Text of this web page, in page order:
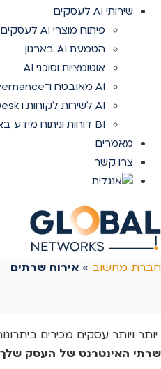
שירותי AI לעסקים
פיתוח מוצרי AI לעסקים
הטמעת AI בארגון
אוטומציות וסוכני AI
AI מאובטח ו־Governance
AI לשירות לקוחות ו Help Desk
BI דוחות וניתוח מידע באמצעות AI
מאמרים
צרו קשר
חברת מחשוב » אירוח שרתים
יותר ויותר עסקים מכירים
שרתי האינטרנט של העסק שלך